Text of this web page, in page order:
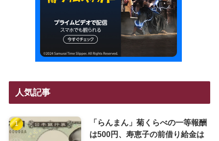
人気記事
「らんまん」菊くらべの一等報酬
は500円、寿恵子の前借り給金は